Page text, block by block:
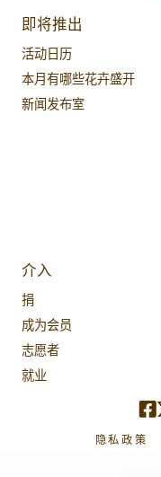
即将推出
活动日历
本月有哪些花卉盛开
新闻发布室
介入
捐
成为会员
志愿者
就业
隐私政策